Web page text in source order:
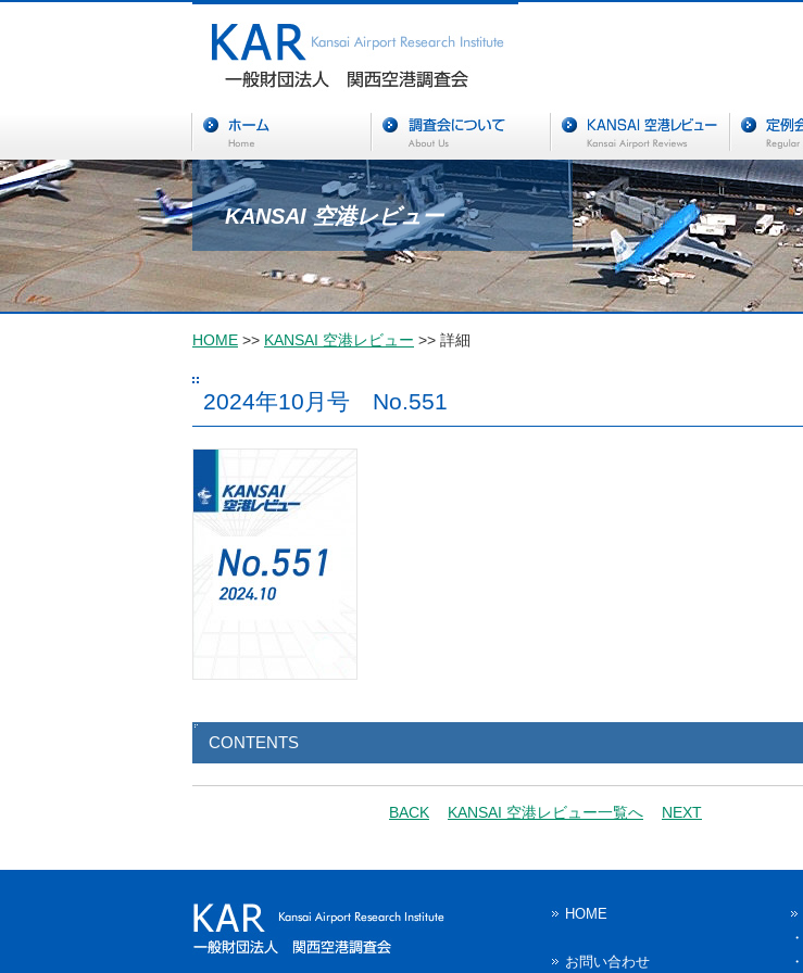
KANSAI 空港レビュー
HOME >> KANSAI 空港レビュー >> 詳細
2024年10月号 No.551
CONTENTS
BACK KANSAI 空港レビュー一覧へ NEXT
HOME
お問い合わせ
・
・